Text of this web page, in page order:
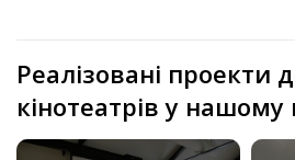
Реалізовані проекти
кінотеатрів у нашому